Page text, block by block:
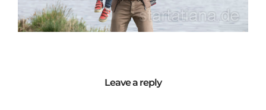
Leave a reply